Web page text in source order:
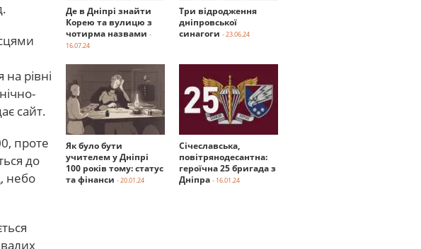
рівні
сайт.
проте
до
небо
Де в Дніпрі знайти
Корею та вулицю з
чотирма назвами -
16.07.24
Три відродження
дніпровської
синагоги - 23.06.24
Як було бути
учителем у Дніпрі
100 років тому: статус
та фінанси - 20.01.24
Січеславська,
повітрянодесантна:
героїчна 25 бригада з
Дніпра - 16.01.24